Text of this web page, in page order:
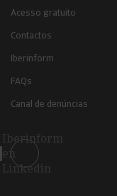
Acesso gratuito
Contactos
Iberinform
FAQs
Canal de denúncias
Iberinform
en
Linkedin